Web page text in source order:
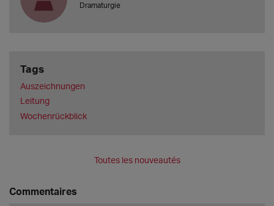
Dramaturgie
Tags
Auszeichnungen
Leitung
Wochenrückblick
Toutes les nouveautés
Commentaires